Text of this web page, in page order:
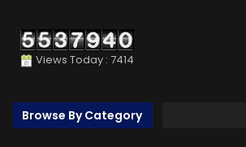
Views Today : 7414
Browse By Category